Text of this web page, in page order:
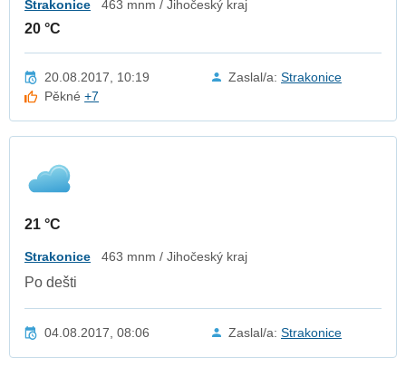
Strakonice 463 mnm / Jihočeský kraj
20 °C
20.08.2017, 10:19 Zaslal/a: Strakonice
Pěkné+7
21 °C
Strakonice 463 mnm / Jihočeský kraj
Po dešti
04.08.2017, 08:06 Zaslal/a: Strakonice